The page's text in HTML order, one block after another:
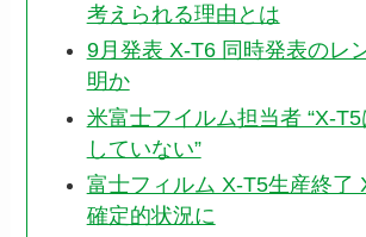
考えられる理由とは
9月発表 X-T6 同時発表のレ
明か
米富士フイルム担当者 “X-
していない”
富士フィルム X-T5生産終了
確定的状況に